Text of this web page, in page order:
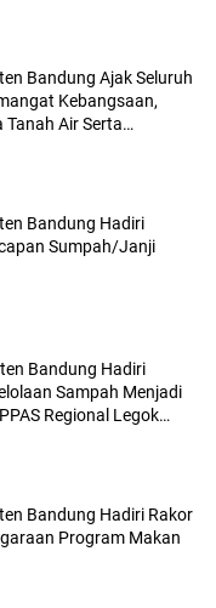
Bandung Ajak Seluruh
Kebangsaan,
Air Serta
Pancasila
Bandung Hadiri
Sumpah/Janji
Bandung Hadiri
Sampah Menjadi
Regional Legok
Bandung Hadiri Rakor
Program Makan